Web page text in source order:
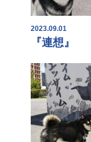
2023.09.01
『連想』